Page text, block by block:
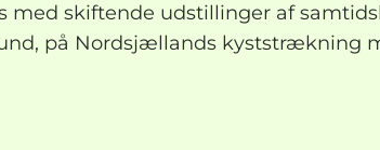
med skiftende udstillinger af
på Nordsjællands kyststrækning